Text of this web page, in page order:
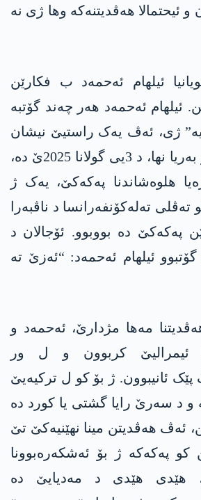
و ئیحتمالا ھەڤدیتنەکە وھا ژی نە
ئیلهام ئەحمەد ب فکارێن
ئیلهام ئەحمەد ھەر چەند گۆتبە
ژی، ئەڤ یەک راستیێ نیشان
نادە. ژ بەر کو ئەو بەریا نھا، د 3یی گولانا 2025ێ دە،
هلوەشاندنا پەکەکێ، یەک ژ
تەلەکۆنفەرانسا د ناڤبەرا
پەکەکێ دە بووبوو. ئۆجالان د
ئیلھام ئەحمەد: “ئەزێ تە
مەھا مژدارێ، ئەحمەد و
ئیمرالیێ کربوون و ل ور
پێک ئانیبوون. ژ بۆ کو ل ترکیەیێ
و د سەرێ رایا گشتی یا کورد دە
ئەڤ ھەڤدیتن مینا نهێنیەکێ تێ
کو پەکەکە ژ بۆ ئەشکەرەبوونا
ھێدی ھێدی د مەدیایێ دە